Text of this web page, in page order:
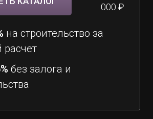
000 ₽
на строительство за
без залога и